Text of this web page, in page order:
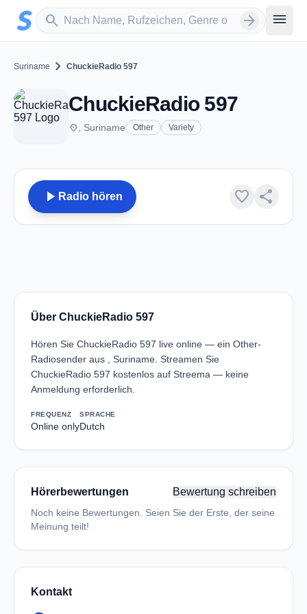
Zum Hauptinhalt springen
search
Sender suchen arrow_forward menu
Suriname chevron_right ChuckieRadio 597
ChuckieRadio 597
place , Suriname Other Variety
play_arrow Radio hören favorite share
Über ChuckieRadio 597
Hören Sie ChuckieRadio 597 live online — ein Other-
Radiosender aus , Suriname. Streamen Sie
ChuckieRadio 597 kostenlos auf Streema — keine
Anmeldung erforderlich.
FREQUENZ
Online only
SPRACHE
Dutch
Hörerbewertungen Bewertung schreiben
Noch keine Bewertungen. Seien Sie der Erste, der seine
Meinung teilt!
Kontakt